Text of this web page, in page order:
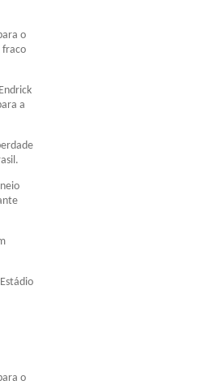
o
fraco
a
o